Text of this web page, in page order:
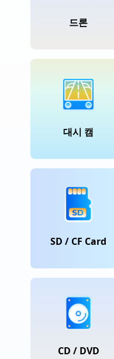
드론
대시 캠
SD / CF Card
CD / DVD